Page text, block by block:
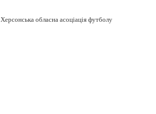
Херсонська обласна асоціація футболу